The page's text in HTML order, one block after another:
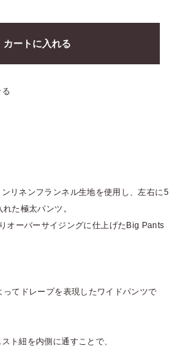
カートに入れる
リネンフランネル生地を使用し、左右に5
た極太パンツ。
オーバーサイジングに仕上げたBig Pants
てドレープを表現したワイドパンツで
ト紐を内側に通すことで、